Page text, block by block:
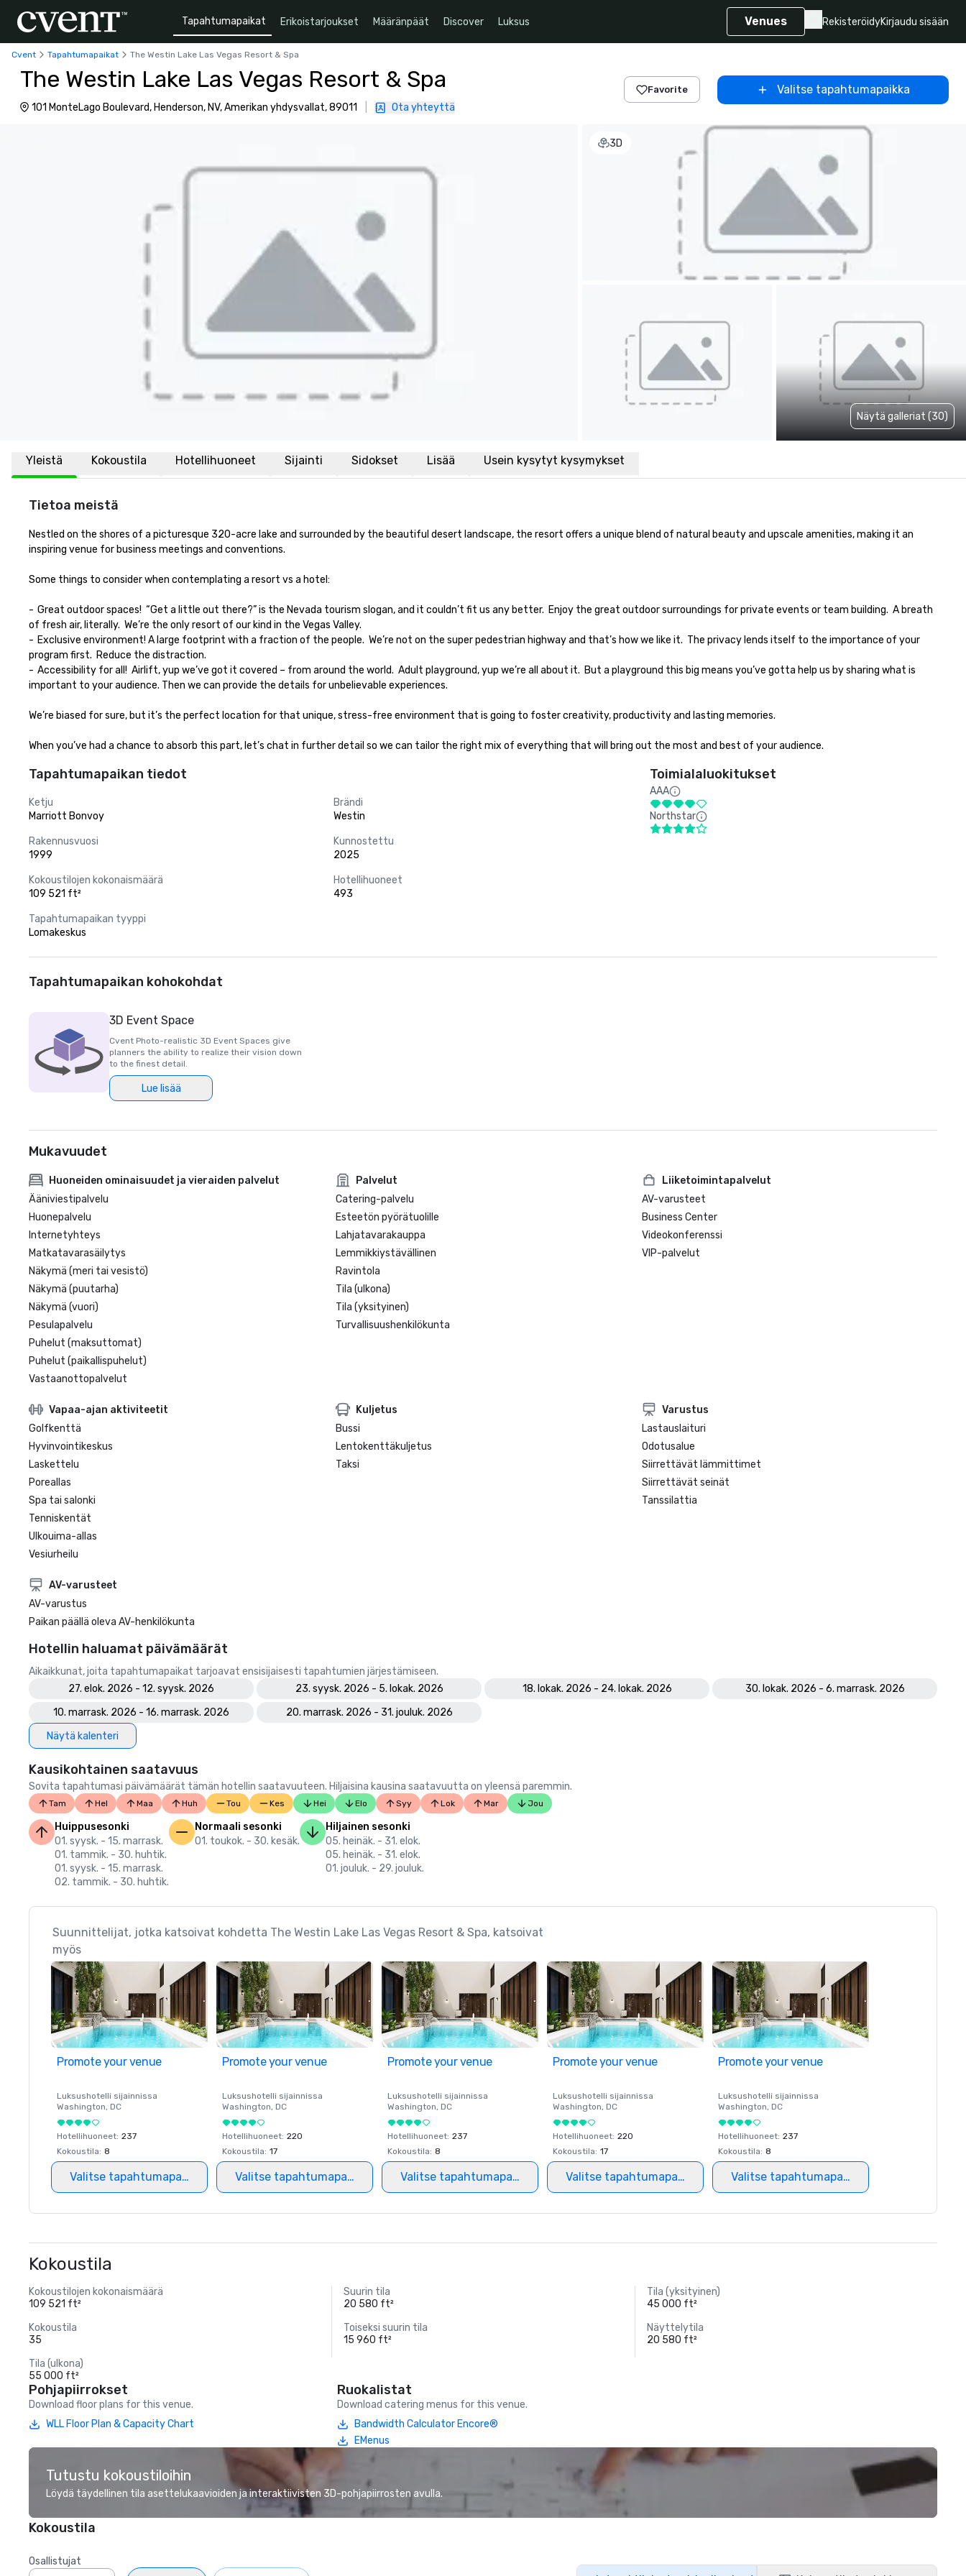
Tapahtumapaikat Erikoistarjoukset Määränpäät Discover Luksus Venues RekisteröidyKirjaudu sisään
Cvent Tapahtumapaikat The Westin Lake Las Vegas Resort & Spa
The Westin Lake Las Vegas Resort & Spa
101 MonteLago Boulevard, Henderson, NV, Amerikan yhdysvallat, 89011 Ota yhteyttä
Favorite Valitse tapahtumapaikka
3D
Näytä galleriat (30)
Yleistä Kokoustila Hotellihuoneet Sijainti Sidokset Lisää Usein kysytyt kysymykset
Tietoa meistä
Nestled on the shores of a picturesque 320-acre lake and surrounded by the beautiful desert landscape, the resort offers a unique blend of natural beauty and upscale amenities, making it an
inspiring venue for business meetings and conventions.
Some things to consider when contemplating a resort vs a hotel:
-	Great outdoor spaces!  “Get a little out there?” is the Nevada tourism slogan, and it couldn’t fit us any better.  Enjoy the great outdoor surroundings for private events or team building.  A breath
of fresh air, literally.  We’re the only resort of our kind in the Vegas Valley.
-	Exclusive environment! A large footprint with a fraction of the people.  We’re not on the super pedestrian highway and that’s how we like it.  The privacy lends itself to the importance of your
program first.  Reduce the distraction.
-	Accessibility for all!  Airlift, yup we’ve got it covered – from around the world.  Adult playground, yup we’re all about it.  But a playground this big means you’ve gotta help us by sharing what is
important to your audience. Then we can provide the details for unbelievable experiences.
We’re biased for sure, but it’s the perfect location for that unique, stress-free environment that is going to foster creativity, productivity and lasting memories.
When you’ve had a chance to absorb this part, let’s chat in further detail so we can tailor the right mix of everything that will bring out the most and best of your audience.
Tapahtumapaikan tiedot
Ketju
Marriott Bonvoy
Brändi
Westin
Rakennusvuosi
1999
Kunnostettu
2025
Kokoustilojen kokonaismäärä
109 521 ft²
Hotellihuoneet
493
Tapahtumapaikan tyyppi
Lomakeskus
Toimialaluokitukset
AAA
Northstar
Tapahtumapaikan kohokohdat
3D Event Space
Cvent Photo-realistic 3D Event Spaces give
planners the ability to realize their vision down
to the finest detail.
Lue lisää
Mukavuudet
Huoneiden ominaisuudet ja vieraiden palvelut
Ääniviestipalvelu
Huonepalvelu
Internetyhteys
Matkatavarasäilytys
Näkymä (meri tai vesistö)
Näkymä (puutarha)
Näkymä (vuori)
Pesulapalvelu
Puhelut (maksuttomat)
Puhelut (paikallispuhelut)
Vastaanottopalvelut
Palvelut
Catering-palvelu
Esteetön pyörätuolille
Lahjatavarakauppa
Lemmikkiystävällinen
Ravintola
Tila (ulkona)
Tila (yksityinen)
Turvallisuushenkilökunta
Liiketoimintapalvelut
AV-varusteet
Business Center
Videokonferenssi
VIP-palvelut
Vapaa-ajan aktiviteetit
Golfkenttä
Hyvinvointikeskus
Laskettelu
Poreallas
Spa tai salonki
Tenniskentät
Ulkouima-allas
Vesiurheilu
Kuljetus
Bussi
Lentokenttäkuljetus
Taksi
Varustus
Lastauslaituri
Odotusalue
Siirrettävät lämmittimet
Siirrettävät seinät
Tanssilattia
AV-varusteet
AV-varustus
Paikan päällä oleva AV-henkilökunta
Hotellin haluamat päivämäärät
Aikaikkunat, joita tapahtumapaikat tarjoavat ensisijaisesti tapahtumien järjestämiseen.
27. elok. 2026 - 12. syysk. 2026
23. syysk. 2026 - 5. lokak. 2026 18. lokak. 2026 - 24. lokak. 2026
30. lokak. 2026 - 6. marrask. 2026
10. marrask. 2026 - 16. marrask. 2026
20. marrask. 2026 - 31. jouluk. 2026
Näytä kalenteri
Kausikohtainen saatavuus
Sovita tapahtumasi päivämäärät tämän hotellin saatavuuteen. Hiljaisina kausina saatavuutta on yleensä paremmin.
Tam Hel Maa Huh Tou Kes Hei Elo Syy Lok Mar Jou
Huippusesonki
01. syysk. - 15. marrask.
01. tammik. - 30. huhtik.
01. syysk. - 15. marrask.
02. tammik. - 30. huhtik.
Normaali sesonki
01. toukok. - 30. kesäk.
Hiljainen sesonki
05. heinäk. - 31. elok.
05. heinäk. - 31. elok.
01. jouluk. - 29. jouluk.
Suunnittelijat, jotka katsoivat kohdetta The Westin Lake Las Vegas Resort & Spa, katsoivat
myös
Promote your venue
Luksushotelli sijainnissa
Washington, DC
Hotellihuoneet: 237
Kokoustila: 8
Valitse tapahtumapaikka
Promote your venue
Luksushotelli sijainnissa
Washington, DC
Hotellihuoneet: 220
Kokoustila: 17
Valitse tapahtumapaikka
Promote your venue
Luksushotelli sijainnissa
Washington, DC
Hotellihuoneet: 237
Kokoustila: 8
Valitse tapahtumapaikka
Promote your venue
Luksushotelli sijainnissa
Washington, DC
Hotellihuoneet: 220
Kokoustila: 17
Valitse tapahtumapaikka
Promote your venue
Luksushotelli sijainnissa
Washington, DC
Hotellihuoneet: 237
Kokoustila: 8
Valitse tapahtumapaikka
Kokoustila
Kokoustilojen kokonaismäärä
109 521 ft²
Suurin tila
20 580 ft²
Tila (yksityinen)
45 000 ft²
Kokoustila
35
Toiseksi suurin tila
15 960 ft²
Näyttelytila
20 580 ft²
Tila (ulkona)
55 000 ft²
Pohjapiirrokset
Download floor plans for this venue.
WLL Floor Plan & Capacity Chart
Ruokalistat
Download catering menus for this venue.
Bandwidth Calculator Encore®
EMenus
Tutustu kokoustiloihin
Löydä täydellinen tila asettelukaavioiden ja interaktiivisten 3D-pohjapiirrosten avulla.
Kokoustila
Osallistujat